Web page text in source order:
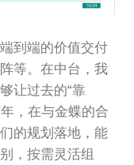
到端的价值交付
等。在中台，我
让过去的“靠
，在与金蝶的合
的规划落地，能
，按需灵活组